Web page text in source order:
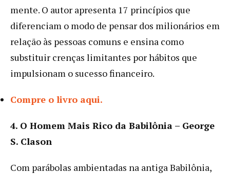
mente. O autor apresenta 17 princípios que
diferenciam o modo de pensar dos milionários em
relação às pessoas comuns e ensina como
substituir crenças limitantes por hábitos que
impulsionam o sucesso financeiro.
Compre o livro aqui.
4. O Homem Mais Rico da Babilônia – George
S. Clason
Com parábolas ambientadas na antiga Babilônia,